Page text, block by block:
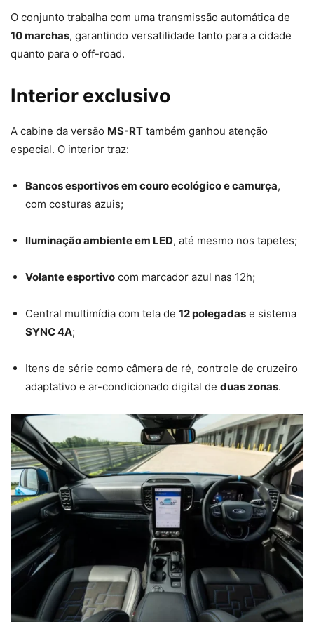
O conjunto trabalha com uma transmissão automática de
10 marchas, garantindo versatilidade tanto para a cidade
quanto para o off-road.
Interior exclusivo
A cabine da versão MS-RT também ganhou atenção
especial. O interior traz:
Bancos esportivos em couro ecológico e camurça,
com costuras azuis;
Iluminação ambiente em LED, até mesmo nos tapetes;
Volante esportivo com marcador azul nas 12h;
Central multimídia com tela de 12 polegadas e sistema
SYNC 4A;
Itens de série como câmera de ré, controle de cruzeiro
adaptativo e ar-condicionado digital de duas zonas.